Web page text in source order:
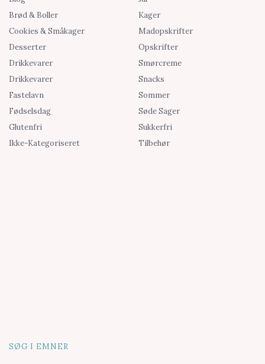
Brød & Boller
Cookies & Småkager
Desserter
Drikkevarer
Drikkevarer
Fastelavn
Fødselsdag
Glutenfri
Ikke-Kategoriseret
Kager
Madopskrifter
Opskrifter
Smørcreme
Snacks
Sommer
Søde Sager
Sukkerfri
Tilbehør
SØG I EMNER